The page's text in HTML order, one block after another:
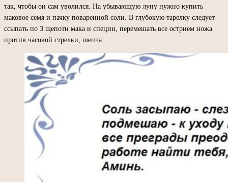
так, чтобы он сам уволился. На убывающую луну нужно купить
маковое семя и пачку поваренной соли. В глубокую тарелку следует
ссыпать по 3 щепоти мака и специи, перемешать все острием ножа
против часовой стрелки, шепча: